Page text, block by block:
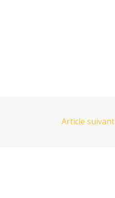
Article suivant